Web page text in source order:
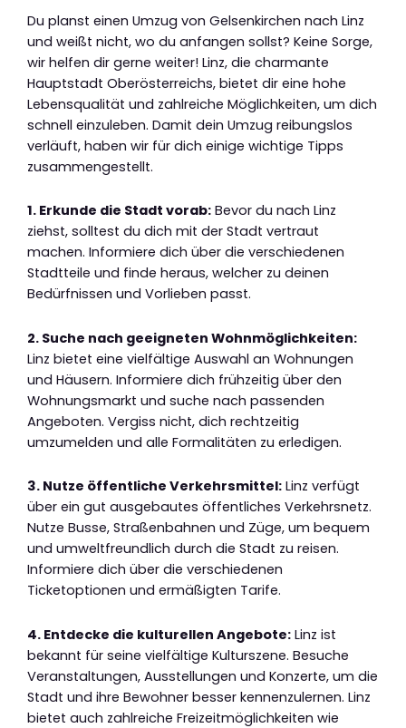
Du planst einen Umzug von Gelsenkirchen nach Linz
und weißt nicht, wo du anfangen sollst? Keine Sorge,
wir helfen dir gerne weiter! Linz, die charmante
Hauptstadt Oberösterreichs, bietet dir eine hohe
Lebensqualität und zahlreiche Möglichkeiten, um dich
schnell einzuleben. Damit dein Umzug reibungslos
verläuft, haben wir für dich einige wichtige Tipps
zusammengestellt.
1. Erkunde die Stadt vorab: Bevor du nach Linz
ziehst, solltest du dich mit der Stadt vertraut
machen. Informiere dich über die verschiedenen
Stadtteile und finde heraus, welcher zu deinen
Bedürfnissen und Vorlieben passt.
2. Suche nach geeigneten Wohnmöglichkeiten:
Linz bietet eine vielfältige Auswahl an Wohnungen
und Häusern. Informiere dich frühzeitig über den
Wohnungsmarkt und suche nach passenden
Angeboten. Vergiss nicht, dich rechtzeitig
umzumelden und alle Formalitäten zu erledigen.
3. Nutze öffentliche Verkehrsmittel: Linz verfügt
über ein gut ausgebautes öffentliches Verkehrsnetz.
Nutze Busse, Straßenbahnen und Züge, um bequem
und umweltfreundlich durch die Stadt zu reisen.
Informiere dich über die verschiedenen
Ticketoptionen und ermäßigten Tarife.
4. Entdecke die kulturellen Angebote: Linz ist
bekannt für seine vielfältige Kulturszene. Besuche
Veranstaltungen, Ausstellungen und Konzerte, um die
Stadt und ihre Bewohner besser kennenzulernen. Linz
bietet auch zahlreiche Freizeitmöglichkeiten wie